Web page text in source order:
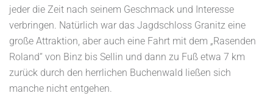
jeder die Zeit nach seinem Geschmack und Interesse
verbringen. Natürlich war das Jagdschloss Granitz eine
große Attraktion, aber auch eine Fahrt mit dem „Rasenden
Roland“ von Binz bis Sellin und dann zu Fuß etwa 7 km
zurück durch den herrlichen Buchenwald ließen sich
manche nicht entgehen.